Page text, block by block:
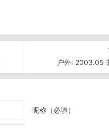
户外: 2003.05
昵称（必填）